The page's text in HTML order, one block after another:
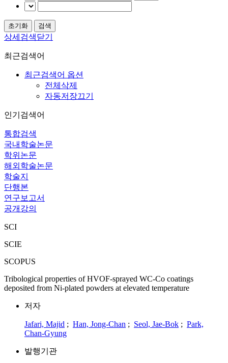
상세검색닫기
최근검색어
최근검색어 옵션
전체삭제
자동저장끄기
인기검색어
통합검색
국내학술논문
학위논문
해외학술논문
학술지
단행본
연구보고서
공개강의
SCI
SCIE
SCOPUS
Tribological properties of HVOF-sprayed WC-Co coatings
deposited from Ni-plated powders at elevated temperature
저자
Jafari, Majid ; Han, Jong-Chan ; Seol, Jae-Bok ; Park,
Chan-Gyung
발행기관